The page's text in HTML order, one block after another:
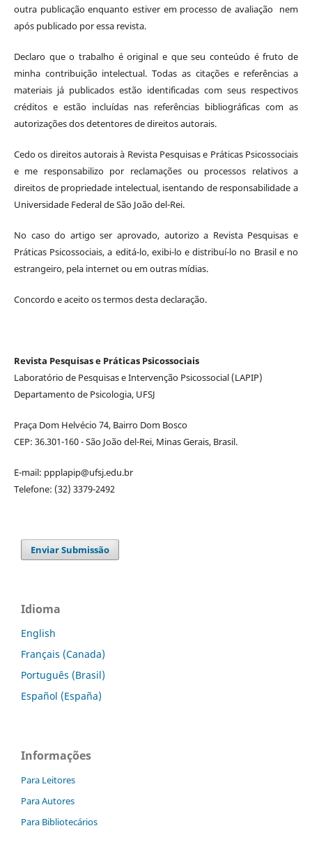
outra publicação enquanto estiver em processo de avaliação nem
após publicado por essa revista.
Declaro que o trabalho é original e que seu conteúdo é fruto de
minha contribuição intelectual. Todas as citações e referências a
materiais já publicados estão identificadas com seus respectivos
créditos e estão incluídas nas referências bibliográficas com as
autorizações dos detentores de direitos autorais.
Cedo os direitos autorais à Revista Pesquisas e Práticas Psicossociais
e me responsabilizo por reclamações ou processos relativos a
direitos de propriedade intelectual, isentando de responsabilidade a
Universidade Federal de São João del-Rei.
No caso do artigo ser aprovado, autorizo a Revista Pesquisas e
Práticas Psicossociais, a editá-lo, exibi-lo e distribuí-lo no Brasil e no
estrangeiro, pela internet ou em outras mídias.
Concordo e aceito os termos desta declaração.
Revista Pesquisas e Práticas Psicossociais
Laboratório de Pesquisas e Intervenção Psicossocial (LAPIP)
Departamento de Psicologia, UFSJ
Praça Dom Helvécio 74, Bairro Dom Bosco
CEP: 36.301-160 - São João del-Rei, Minas Gerais, Brasil.
E-mail: ppplapip@ufsj.edu.br
Telefone: (32) 3379-2492
Enviar Submissão
Idioma
English
Français (Canada)
Português (Brasil)
Español (España)
Informações
Para Leitores
Para Autores
Para Bibliotecários